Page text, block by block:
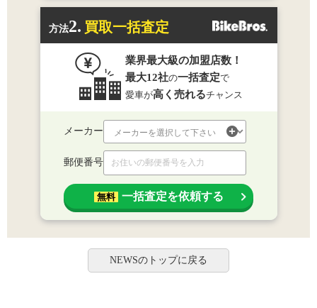
方法2. 買取一括査定
業界最大級の加盟店数！
最大12社の一括査定で
愛車が高く売れるチャンス
メーカー
郵便番号
無料 一括査定を依頼する
NEWSのトップに戻る